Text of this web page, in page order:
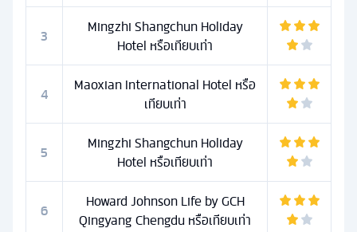
3
Mingzhi Shangchun Holiday
Hotel หรือเทียบเท่า
4
Maoxian International Hotel หรือ
เทียบเท่า
5
Mingzhi Shangchun Holiday
Hotel หรือเทียบเท่า
6
Howard Johnson Life by GCH
Qingyang Chengdu หรือเทียบเท่า